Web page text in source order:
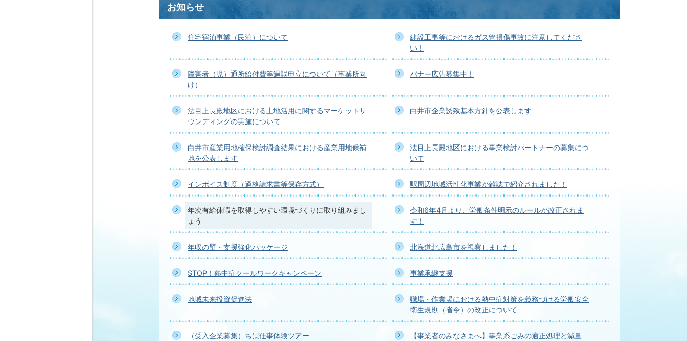
お知らせ
住宅宿泊事業（民泊）について
建設工事等におけるガス管損傷事故に注意してくださ
い！
障害者（児）通所給付費等過誤申立について（事業所向
け）
バナー広告募集中！
法目上長殿地区における土地活用に関するマーケットサ
ウンディングの実施について
白井市企業誘致基本方針を公表します
白井市産業用地確保検討調査結果における産業用地候補
地を公表します
法目上長殿地区における事業検討パートナーの募集につ
いて
インボイス制度（適格請求書等保存方式） 駅周辺地域活性化事業が雑誌で紹介されました！
年次有給休暇を取得しやすい環境づくりに取り組みまし
ょう
令和6年4月より、労働条件明示のルールが改正されま
す！
年収の壁・支援強化パッケージ 北海道北広島市を視察しました！
STOP！熱中症クールワークキャンペーン 事業承継支援
地域未来投資促進法
職場・作業場における熱中症対策を義務づける労働安全
衛生規則（省令）の改正について
（受入企業募集）ちば仕事体験ツアー 【事業者のみなさまへ】事業系ごみの適正処理と減量